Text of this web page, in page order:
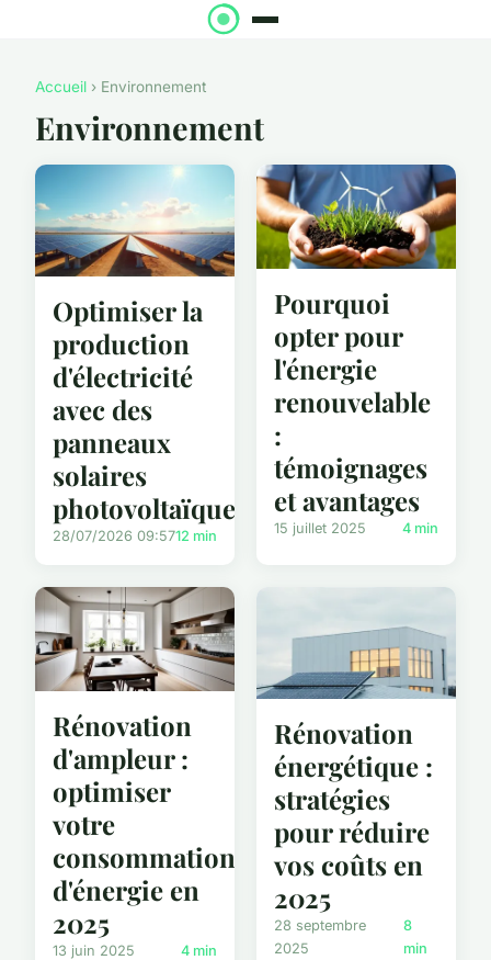
Accueil › Environnement
Environnement
Optimiser la
production
d'électricité
avec des
panneaux
solaires
photovoltaïques
28/07/2026 09:5712 min
Pourquoi
opter pour
l'énergie
renouvelable
:
témoignages
et avantages
15 juillet 2025 4 min
Rénovation
d'ampleur :
optimiser
votre
consommation
d'énergie en
2025
13 juin 2025 4 min
Rénovation
énergétique :
stratégies
pour réduire
vos coûts en
2025
28 septembre
2025
8
min